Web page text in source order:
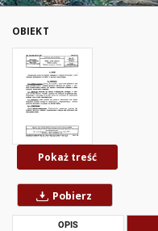
OBIEKT
Pokaż treść
Pobierz
OPIS